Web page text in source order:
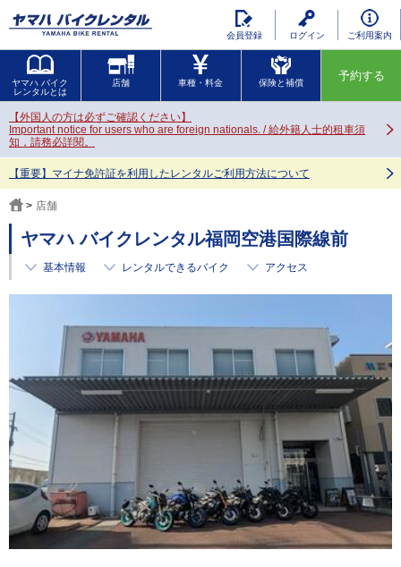
ご利用案内
ログイン
会員登録
ヤマハ バイク
レンタルとは
店舗 車種・料金 保険と補償
予約する
【外国人の方は必ずご確認ください】
Important notice for users who are foreign nationals. / 給外籍人士的租車須
知，請務必詳閱。
【重要】マイナ免許証を利用したレンタルご利用方法について
店舗
ヤマハ バイクレンタル福岡空港国際線前
基本情報 レンタルできるバイク アクセス